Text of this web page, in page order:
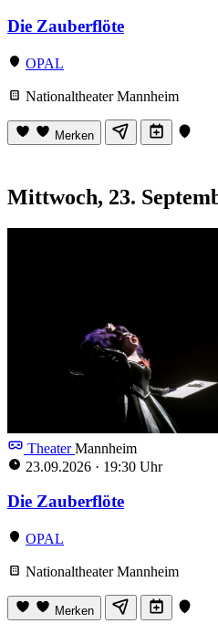
Die Zauberflöte
OPAL
Nationaltheater Mannheim
Merken
Mittwoch, 23.
TheaterMannheim
23.09.2026 · 19:30 Uhr
Die Zauberflöte
OPAL
Nationaltheater Mannheim
Merken